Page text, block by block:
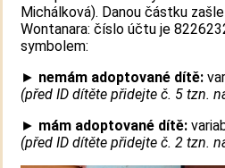
Michálková). Danou částku
Wontanara: číslo účtu je
symbolem:
► nemám adoptované dítě:
(před ID dítěte přidejte č. 5 tzn.
► mám adoptované dítě:
(před ID dítěte přidejte č. 2 tzn.